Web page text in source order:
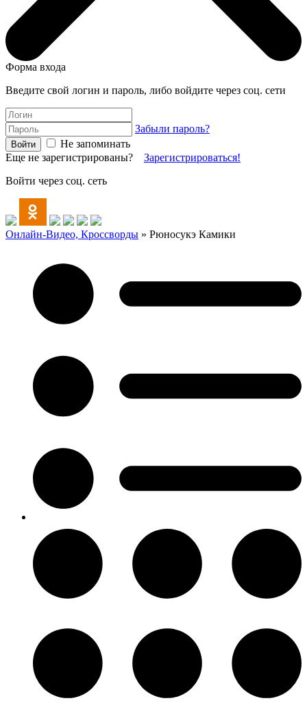
Форма входа
Введите свой логин и пароль, либо войдите через соц. сети
Забыли пароль?
Не запоминать
Еще не зарегистрированы? Зарегистрироваться!
Войти через соц. сеть
Онлайн-Видео, Кроссворды » Рюносукэ Камики